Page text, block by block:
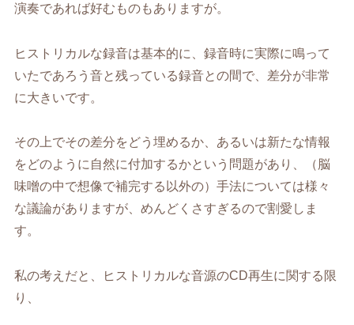
演奏であれば好むものもありますが。
ヒストリカルな録音は基本的に、録音時に実際に鳴って
いたであろう音と残っている録音との間で、差分が非常
に大きいです。
その上でその差分をどう埋めるか、あるいは新たな情報
をどのように自然に付加するかという問題があり、（脳
味噌の中で想像で補完する以外の）手法については様々
な議論がありますが、めんどくさすぎるので割愛しま
す。
私の考えだと、ヒストリカルな音源のCD再生に関する限
り、